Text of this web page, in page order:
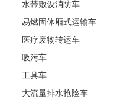
、 洗扫车、 售货
障车、 餐车、 易
疫苗冷链车、 监
计量检衡车、 路
、 森林防火指挥
起重运输车、 餐厨
水带敷设消防车
易燃固体厢式运输车
医疗废物转运车
吸污车
工具车
大流量排水抢险车